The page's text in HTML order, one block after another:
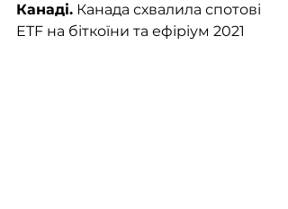
Канаді. Канада схвалила спотові
ETF на біткоїни та ефіріум 2021